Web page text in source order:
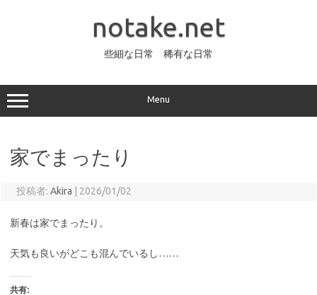
ッ
プ
notake.net
些細な日常 稀有な日常
Menu
家でまったり
投稿者: Akira 2026/01/02
新春は家でまったり。
天気も良いがどこも混んでいるし……
共有: